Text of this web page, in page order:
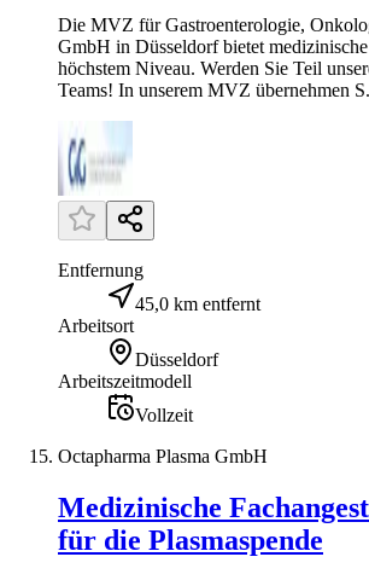
Die MVZ für Gastroenterologie,
GmbH in Düsseldorf bietet
höchstem Niveau. Werden Sie Teil
Teams! In unserem MVZ übernehmen
Entfernung
45,0 km entfernt
Arbeitsort
Düsseldorf
Arbeitszeitmodell
Vollzeit
Octapharma Plasma GmbH
Medizinische
für die Plasmaspende